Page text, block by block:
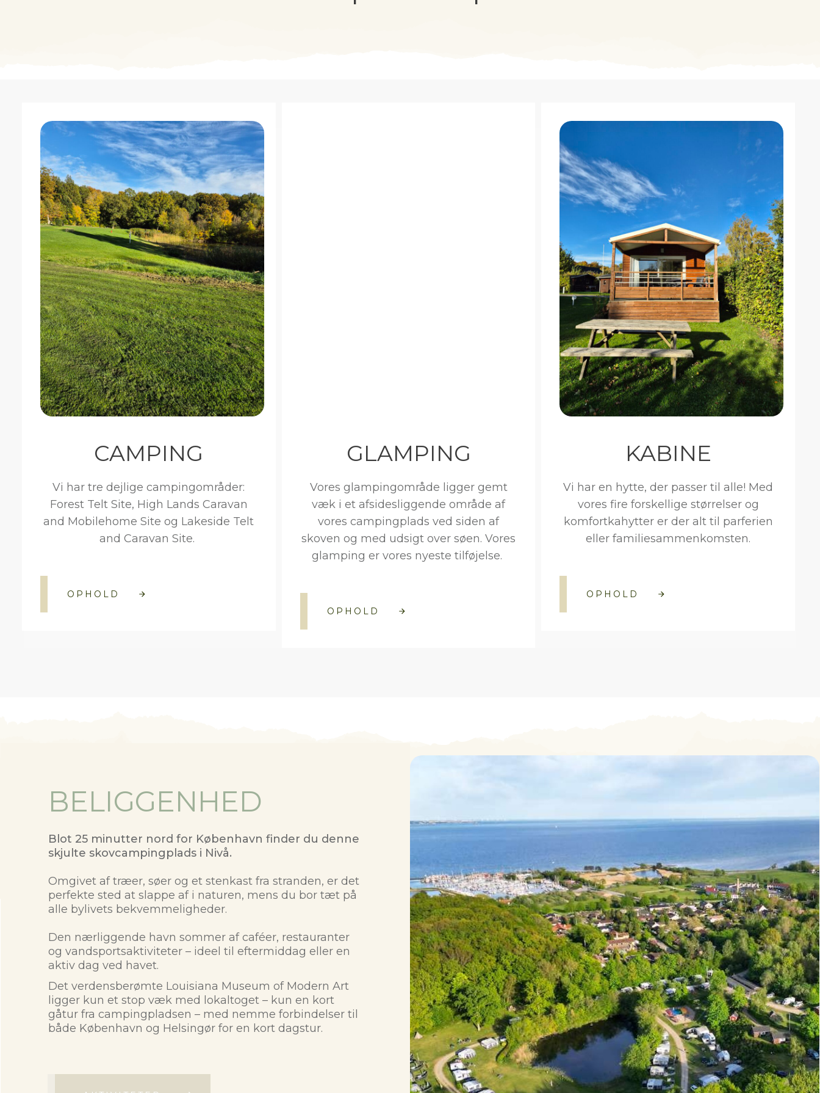
CAMPING
Vi har tre dejlige campingområder:
Forest Telt Site, High Lands Caravan
and Mobilehome Site og Lakeside Telt
and Caravan Site.
OPHOLD
GLAMPING
Vores glampingområde ligger gemt
væk i et afsidesliggende område af
vores campingplads ved siden af
skoven og med udsigt over søen. Vores
glamping er vores nyeste tilføjelse.
OPHOLD
KABINE
Vi har en hytte, der passer til alle! Med
vores fire forskellige størrelser og
komfortkahytter er der alt til parferien
eller familiesammenkomsten.
OPHOLD
BELIGGENHED
Blot 25 minutter nord for København finder du denne
skjulte skovcampingplads i Nivå.
Omgivet af træer, søer og et stenkast fra stranden, er det
perfekte sted at slappe af i naturen, mens du bor tæt på
alle bylivets bekvemmeligheder.
Den nærliggende havn sommer af caféer, restauranter
og vandsportsaktiviteter – ideel til eftermiddag eller en
aktiv dag ved havet.
Det verdensberømte Louisiana Museum of Modern Art
ligger kun et stop væk med lokaltoget – kun en kort
gåtur fra campingpladsen – med nemme forbindelser til
både København og Helsingør for en kort dagstur.